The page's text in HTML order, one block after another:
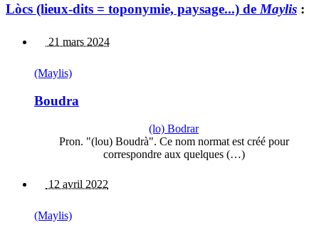
Lòcs (lieux-dits = toponymie, paysage...) de Maylis :
21 mars 2024
(Maylis)
Boudra
(lo) Bodrar
Pron. "(lou) Boudrà". Ce nom normat est créé pour
correspondre aux quelques (…)
12 avril 2022
(Maylis)